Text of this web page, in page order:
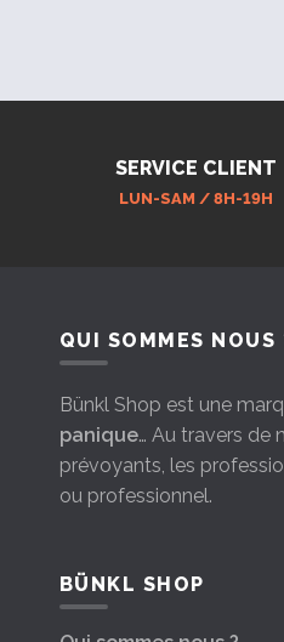
SERVICE CLIENT
LUN-SAM / 8H-19H
QUI SOMMES NOUS
Bünkl Shop est une
panique… Au travers de
prévoyants, les
ou professionnel.
BÜNKL SHOP